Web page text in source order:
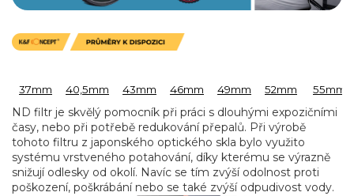
37mm 40,5mm 43mm 46mm 49mm 52mm 55mm
ND filtr je skvělý pomocník při práci s dlouhými expozičními
časy, nebo při potřebě redukování přepalů. Při výrobě
tohoto filtru z japonského optického skla bylo využito
systému vrstveného potahování, díky kterému se výrazně
snižují odlesky od okolí. Navíc se tím zvýší odolnost proti
poškození, poškrábání nebo se také zvýší odpudivost vody.